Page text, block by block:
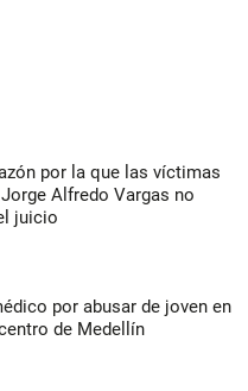
por la que las víctimas
Alfredo Vargas no
juicio
por abusar de joven en
de Medellín